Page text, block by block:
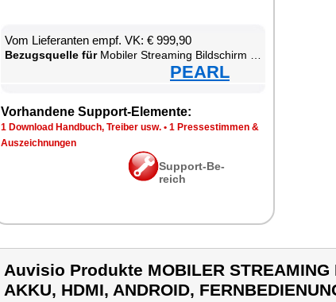
Vom Lie­fe­ran­ten empf. VK: € 999,90
Be­zugs­quel­le fürMo­bi­ler Strea­m­ing Bild­schirm mit Touch, Ak­ku, HDMI, An­dro­id, Fern­be­die­nung
PEARL
Vor­han­de­ne Sup­port-Ele­men­te:
1 Down­load Hand­buch, Trei­ber usw. • 1 Pres­se­stim­men &
Aus­zeich­nun­gen
Sup­port-Be­
reich
Auvisio Produkte MOBILER STREAMING
AKKU, HDMI, ANDROID,